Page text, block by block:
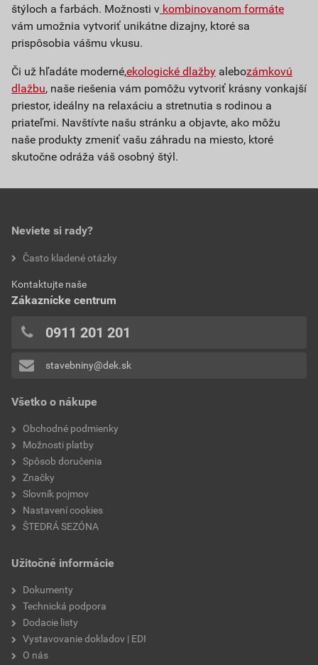
štýloch a farbách. Možnosti v kombinovanom formáte
vám umožnia vytvoriť unikátne dizajny, ktoré sa
prispôsobia vášmu vkusu.
Či už hľadáte moderné,ekologické dlažby alebozámkovú
dlažbu, naše riešenia vám pomôžu vytvoriť krásny vonkajší
priestor, ideálny na relaxáciu a stretnutia s rodinou a
priateľmi. Navštívte našu stránku a objavte, ako môžu
naše produkty zmeniť vašu záhradu na miesto, ktoré
skutočne odráža váš osobný štýl.
Všetko o nákupe
Obchodné podmienky
Možnosti platby
Spôsob doručenia
Značky
Slovník pojmov
Nastavení cookies
ŠTEDRÁ SEZÓNA
Užitočné informácie
Dokumenty
Technická podpora
Dodacie listy
Vystavovanie dokladov | EDI
O nás
Neviete si rady?
Často kladené otázky
Kontaktujte naše
Zákaznícke centrum
0911 201 201
stavebniny@dek.sk